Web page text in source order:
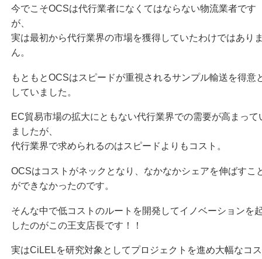
今でこそOCSは代行業者になくてはならない物流業者です
が、
実は最初から代行業界の市場を獲得していたわけではあり
ん。
もともとOCSはスピードが重視されるサンプル輸送を得意
していました。
EC貿易市場の拡大にともない代行業界での需要が高まって
ましたが、
代行業界で求められるのはスピードよりもコスト。
OCSはコストがネックとなり、なかなかシェアを伸ばすこ
ができなかったのです。
そんな中で低コストのルートを開発してイノベーションを
したのがこの王支店長です！！
実はCiLELを研究対象としてプロジェクトを進め大幅なコ